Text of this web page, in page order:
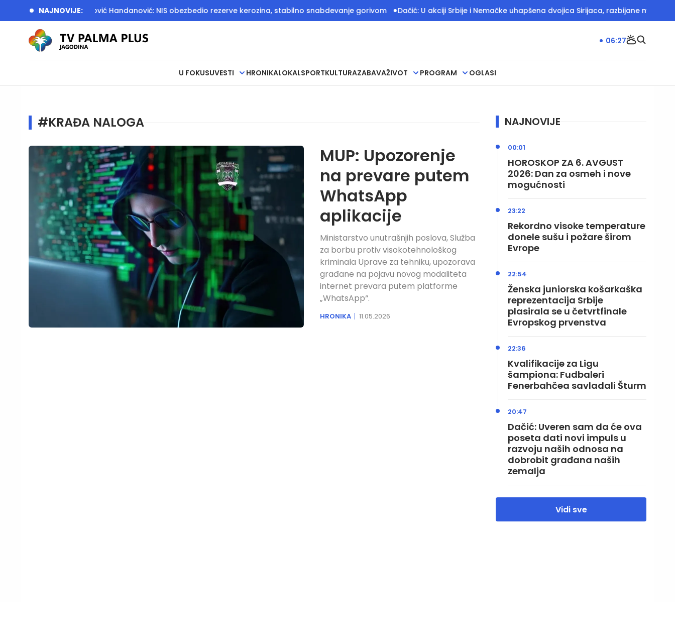
NAJNOVIJE:
peščari Đedović Handanović: NIS obezbedio rezerve kerozina, stabilno snabdevanje gorivom Dačić: U akciji Srbije i Nemačke uhapšena dvojica Sirijaca, razbijane mreže
U FOKUSUVESTI HRONIKALOKALSPORTKULTURAZABAVAŽIVOT PROGRAM OGLASI
06:27
#KRAĐA NALOGA
MUP: Upozorenje
na prevare putem
WhatsApp
aplikacije
Ministarstvo unutrašnjih poslova, Služba
za borbu protiv visokotehnološkog
kriminala Uprave za tehniku, upozorava
građane na pojavu novog modaliteta
internet prevara putem platforme
„WhatsApp“.
HRONIKA 11.05.2026
NAJNOVIJE
HOROSKOP ZA 6. AVGUST
2026: Dan za osmeh i nove
mogućnosti
00:01
Rekordno visoke temperature
donele sušu i požare širom
Evrope
23:22
Ženska juniorska košarkaška
reprezentacija Srbije
plasirala se u četvrtfinale
Evropskog prvenstva
22:54
Kvalifikacije za Ligu
šampiona: Fudbaleri
Fenerbahčea savladali Šturm
22:36
Dačić: Uveren sam da će ova
poseta dati novi impuls u
razvoju naših odnosa na
dobrobit građana naših
zemalja
20:47
Vidi sve